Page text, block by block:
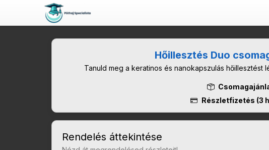
Hőillesztés Duo
Tanuld meg a keratinos és nanokapszulás
Részletfizetés (3
Rendelés áttekintése